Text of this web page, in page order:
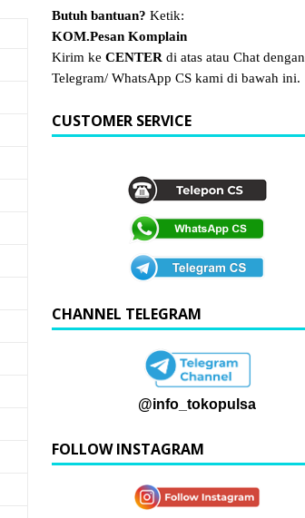
Butuh bantuan? Ketik:
KOM.Pesan Komplain
Kirim ke CENTER di atas atau Chat dengan
Telegram/ WhatsApp CS kami di bawah ini.
CUSTOMER SERVICE
CHANNEL TELEGRAM
@info_tokopulsa
FOLLOW INSTAGRAM